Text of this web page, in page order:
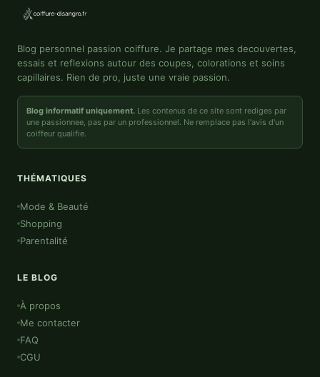
Blog personnel passion coiffure. Je partage mes decouvertes,
essais et reflexions autour des coupes, colorations et soins
capillaires. Rien de pro, juste une vraie passion.
Blog informatif uniquement. Les contenus de ce site sont rediges par
une passionnee, pas par un professionnel. Ne remplace pas l'avis d'un
coiffeur qualifie.
THÉMATIQUES
Mode & Beauté
Shopping
Parentalité
LE BLOG
À propos
Me contacter
FAQ
CGU